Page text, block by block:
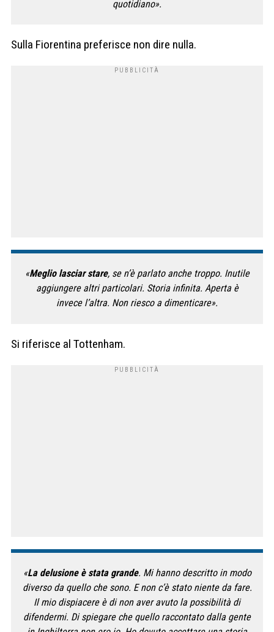
quotidiano».
Sulla Fiorentina preferisce non dire nulla.
«Meglio lasciar stare, se n’è parlato anche troppo. Inutile
aggiungere altri particolari. Storia infinita. Aperta è
invece l’altra. Non riesco a dimenticare».
Si riferisce al Tottenham.
«La delusione è stata grande. Mi hanno descritto in modo
diverso da quello che sono. E non c’è stato niente da fare.
Il mio dispiacere è di non aver avuto la possibilità di
difendermi. Di spiegare che quello raccontato dalla gente